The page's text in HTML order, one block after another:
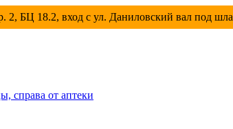
2, БЦ 18.2, вход с ул. Даниловский вал под
справа от аптеки